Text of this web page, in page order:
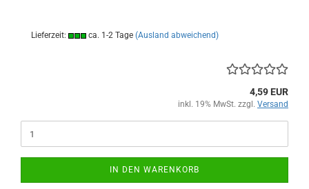
Lieferzeit: ca. 1-2 Tage (Ausland abweichend)
4,59 EUR
inkl. 19% MwSt. zzgl. Versand
IN DEN WARENKORB